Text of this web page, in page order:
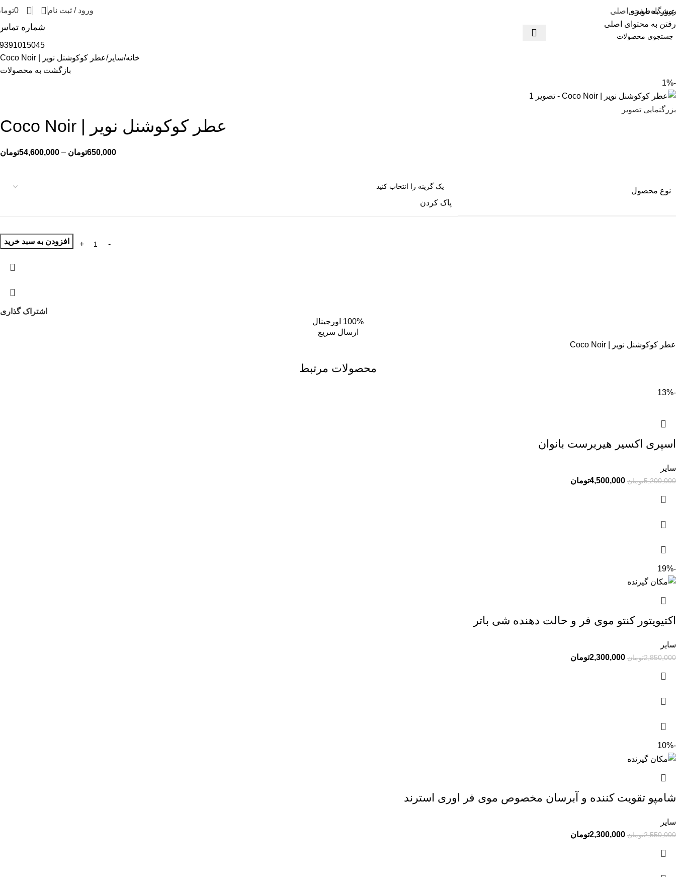
عبور به ناوبری
رفتن به محتوای اصلی
صفحه اصلی ورود / ثبت نام 0
0
شماره
خانه سایر عطر کوکوشنل نویر | Coco Noir
بازگشت به محصولات
-1%
بزرگنمایی تصویر
عطر کوکوشنل نویر | Coco Noir
650,000تومان –
54,600,000تومان
نوع محصول
پاک کردن
افزودن به سبد خرید
اشتراک گذاری
100% اورجینال
ارسال سریع
عطر کوکوشنل نویر | Coco Noir
محصولات مرتبط
-13%
اسپری اکسیر هیربرست بانوان
سایر
5,200,000تومان 4,500,000تومان
-19%
اکتیویتور کنتو موی فر و حالت دهنده شی باتر
سایر
2,850,000تومان 2,300,000تومان
-10%
شامپو تقویت کننده و آبرسان مخصوص موی فر اوری استرند
سایر
2,550,000تومان 2,300,000تومان